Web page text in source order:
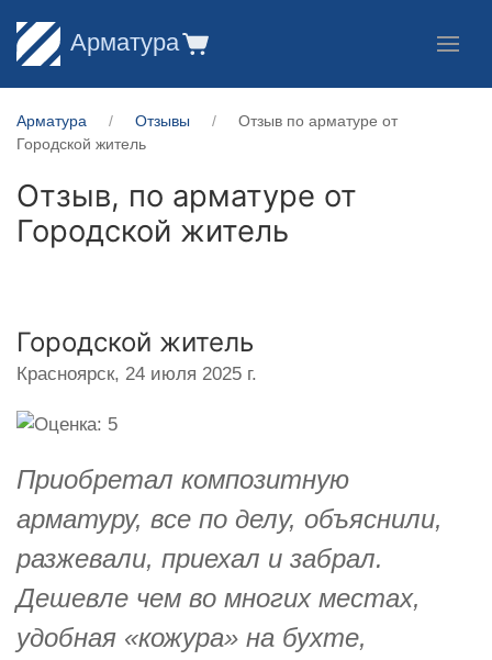
Арматура
Арматура Отзывы
Отзыв по арматуре от
Городской житель
Отзыв, по арматуре от
Городской житель
Городской житель
Красноярск, 24 июля 2025 г.
Приобретал композитную
арматуру, все по делу, объяснили,
разжевали, приехал и забрал.
Дешевле чем во многих местах,
удобная «кожура» на бухте,